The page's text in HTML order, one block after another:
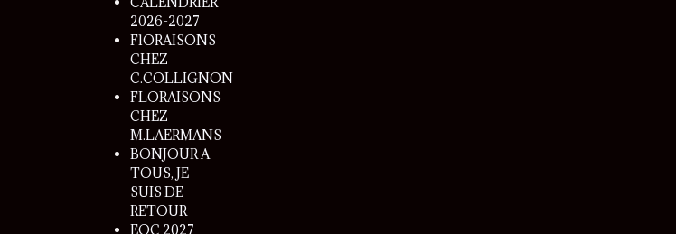
2026-2027
FlORAISONS
CHEZ
C.COLLIGNON
FLORAISONS
CHEZ
M.LAERMANS
BONJOUR A
TOUS, JE
SUIS DE
RETOUR
EOC 2027